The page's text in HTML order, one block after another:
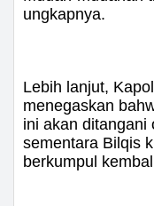
ungkapnya.
Lebih lanjut,
menegaskan
ini akan ditangani
sementara Bilqis
berkumpul